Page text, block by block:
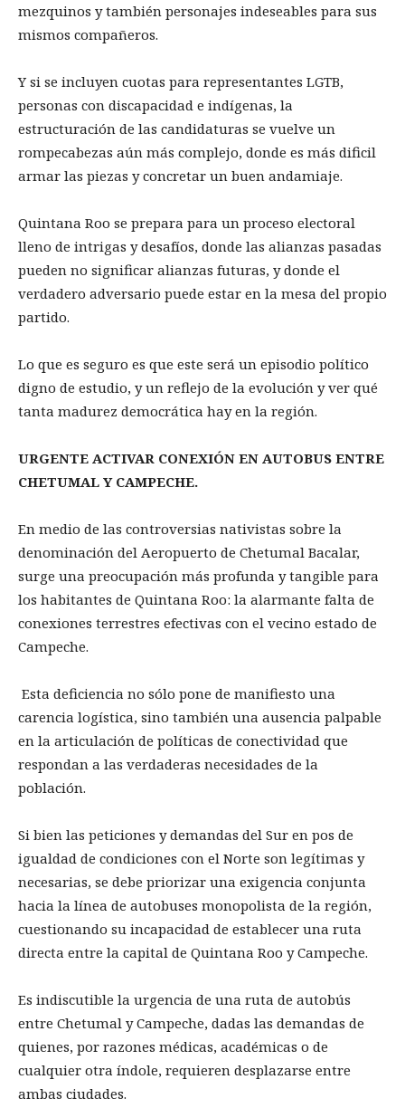
mezquinos y también personajes indeseables para sus
mismos compañeros.
Y si se incluyen cuotas para representantes LGTB,
personas con discapacidad e indígenas, la
estructuración de las candidaturas se vuelve un
rompecabezas aún más complejo, donde es más dificil
armar las piezas y concretar un buen andamiaje.
Quintana Roo se prepara para un proceso electoral
lleno de intrigas y desafíos, donde las alianzas pasadas
pueden no significar alianzas futuras, y donde el
verdadero adversario puede estar en la mesa del propio
partido.
Lo que es seguro es que este será un episodio político
digno de estudio, y un reflejo de la evolución y ver qué
tanta madurez democrática hay en la región.
URGENTE ACTIVAR CONEXIÓN EN AUTOBUS ENTRE
CHETUMAL Y CAMPECHE.
En medio de las controversias nativistas sobre la
denominación del Aeropuerto de Chetumal Bacalar,
surge una preocupación más profunda y tangible para
los habitantes de Quintana Roo: la alarmante falta de
conexiones terrestres efectivas con el vecino estado de
Campeche.
Esta deficiencia no sólo pone de manifiesto una
carencia logística, sino también una ausencia palpable
en la articulación de políticas de conectividad que
respondan a las verdaderas necesidades de la
población.
Si bien las peticiones y demandas del Sur en pos de
igualdad de condiciones con el Norte son legítimas y
necesarias, se debe priorizar una exigencia conjunta
hacia la línea de autobuses monopolista de la región,
cuestionando su incapacidad de establecer una ruta
directa entre la capital de Quintana Roo y Campeche.
Es indiscutible la urgencia de una ruta de autobús
entre Chetumal y Campeche, dadas las demandas de
quienes, por razones médicas, académicas o de
cualquier otra índole, requieren desplazarse entre
ambas ciudades.